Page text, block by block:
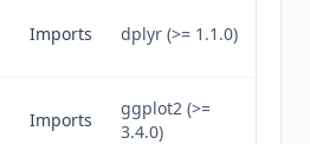
Imports dplyr (>= 1.1.0)
Imports
ggplot2 (>=
3.4.0)